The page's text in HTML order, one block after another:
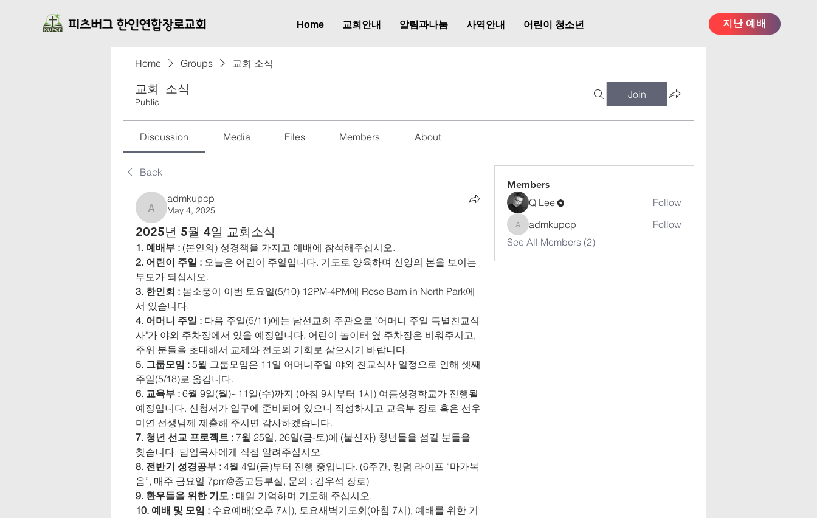
지난 예배
Home 교회안내 알림과나눔 사역안내 어린이 청소년
Home Groups 교회 소식
교회 소식
Public
Join
Discussion Media Files Members About
Back
admkupcp
admkupcp
May 4, 2025
2025년 5월 4일 교회소식
1. 예배부 : (본인의) 성경책을 가지고 예배에 참석해주십시오.
2. 어린이 주일 : 오늘은 어린이 주일입니다. 기도로 양육하며 신앙의 본을 보이는
부모가 되십시오.
3. 한인회 : 봄소풍이 이번 토요일(5/10) 12PM-4PM에 Rose Barn in North Park에
서 있습니다.
4. 어머니 주일 : 다음 주일(5/11)에는 남선교회 주관으로 "어머니 주일 특별친교식
사"가 야외 주차장에서 있을 예정입니다. 어린이 놀이터 옆 주차장은 비워주시고,
주위 분들을 초대해서 교제와 전도의 기회로 삼으시기 바랍니다.
5. 그룹모임 : 5월 그룹모임은 11일 어머니주일 야외 친교식사 일정으로 인해 셋째
주일(5/18)로 옮깁니다.
6. 교육부 : 6월 9일(월)~11일(수)까지 (아침 9시부터 1시) 여름성경학교가 진행될
예정입니다. 신청서가 입구에 준비되어 있으니 작성하시고 교육부 장로 혹은 선우
미연 선생님께 제출해 주시면 감사하겠습니다.
7. 청년 선교 프로젝트 : 7월 25일, 26일(금-토)에 (불신자) 청년들을 섬길 분들을
찾습니다. 담임목사에게 직접 알려주십시오.
8. 전반기 성경공부 : 4월 4일(금)부터 진행 중입니다. (6주간, 킹덤 라이프 “마가복
음”, 매주 금요일 7pm@중고등부실, 문의 : 김우석 장로)
9. 환우들을 위한 기도 : 매일 기억하며 기도해 주십시오.
10. 예배 및 모임 : 수요예배(오후 7시), 토요새벽기도회(아침 7시), 예배를 위한 기
Members
Q Lee Follow
admkupcp
admkupcp
Follow
See All Members (2)